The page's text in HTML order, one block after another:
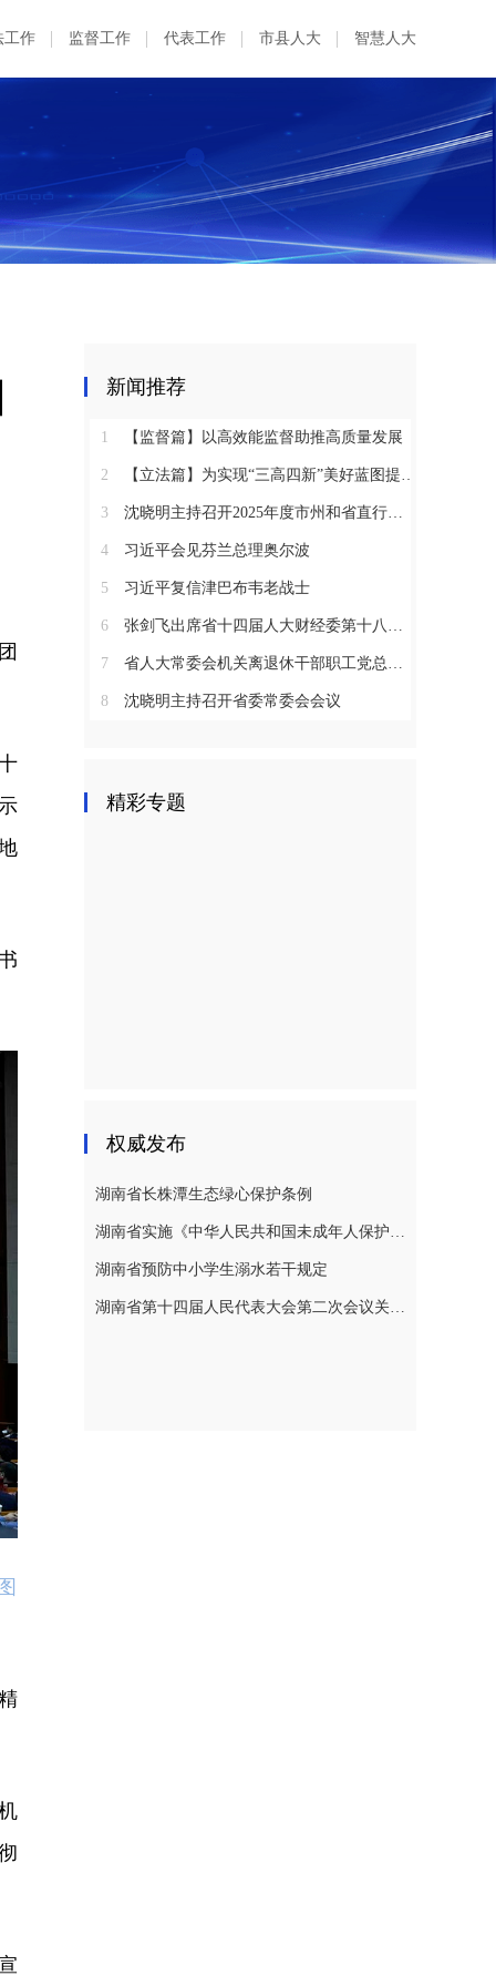
工作 监督工作 代表工作 市县人大 智慧人大
新闻推荐
1 【监督篇】以高效能监督助推高质量发展
2 【立法篇】为实现“三高四新”美好蓝图提供坚实法治保障
3 沈晓明主持召开2025年度市州和省直行业系统党（工）委书记抓基层党建工作述职评议会议
4 习近平会见芬兰总理奥尔波
5 习近平复信津巴布韦老战士
6 张剑飞出席省十四届人大财经委第十八次全体会议
7 省人大常委会机关离退休干部职工党总支召开2025年度总结表彰大会
8 沈晓明主持召开省委常委会会议
精彩专题
权威发布
湖南省长株潭生态绿心保护条例
湖南省实施《中华人民共和国未成年人保护法》若干规定
湖南省预防中小学生溺水若干规定
湖南省第十四届人民代表大会第二次会议关于湖南省人民代表大会常务委员会工作报告的决议